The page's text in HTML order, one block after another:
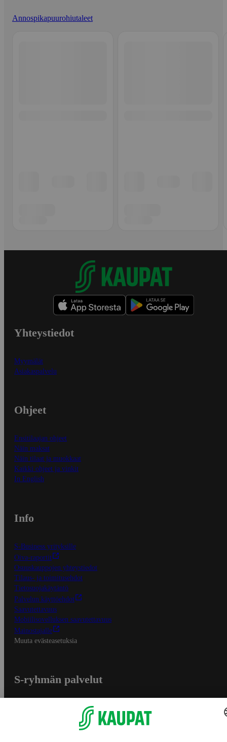
Annospikapuurohiutaleet
Yhteystiedot
Myymälät
Asiakaspalvelu
Ohjeet
Ensitilaajan ohjeet
Näin maksat
Näin tilaat ja muokkaat
Kaikki ohjeet ja vinkit
In English
Info
S-Business yrityksille
Oiva-raportit
Osuuskauppojen yhteystiedot
Tilaus- ja toimitusehdot
Tietosuojakäytäntö
Palvelun käyttöehdot
Saavutettavuus
Mobiilisovelluksen saavutettavuus
Mainostajalle
Muuta evästeasetuksia
S-ryhmän palvelut
Yhteishyvä Ruoka -sovellus